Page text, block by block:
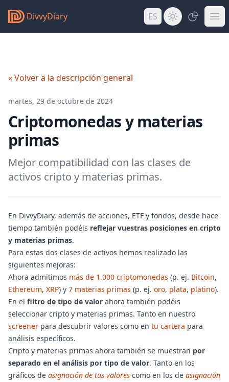
DivvyDiary ES
« Volver a la descripción general
martes, 29 de octubre de 2024
Criptomonedas y materias
primas
Mejor compatibilidad con las clases de
activos cripto y materias primas.
En DivvyDiary, además de acciones, ETF y fondos, desde hace
tiempo también podéis reflejar vuestras posiciones en cripto
y materias primas.
Para estas dos clases de activos hemos realizado las
siguientes mejoras:
Ahora admitimos más de 1.000 criptomonedas (p. ej. Bitcoin,
Ethereum, XRP) y 7 materias primas (p. ej. oro, plata, platino).
En el filtro de tipo de valor ahora también podéis
seleccionar cripto y materias primas. Tanto en nuestro
screener para descubrir valores como en tu cartera para
análisis específicos.
Cripto y materias primas ahora también se muestran por
separado en el análisis por tipo de valor. Tanto en los
gráficos de asignación de tus valores como en los de asignación